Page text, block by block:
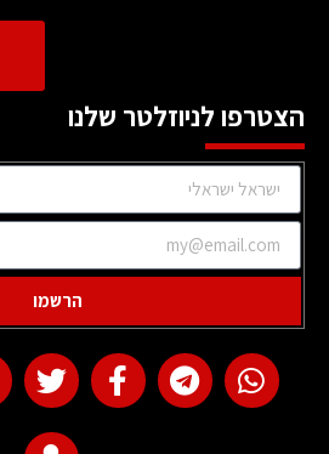
הצטרפו לניוזלטר שלנו
הרשמו